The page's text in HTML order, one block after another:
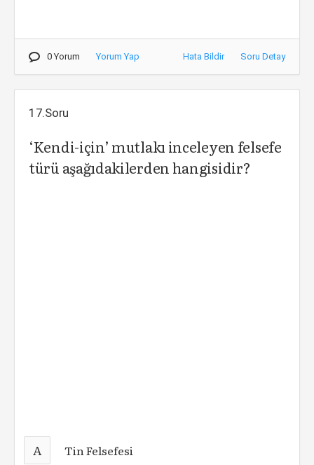
0 Yorum Yorum Yap Hata Bildir Soru Detay
17.Soru
‘Kendi-için’ mutlakı inceleyen felsefe
türü aşağıdakilerden hangisidir?
A Tin Felsefesi